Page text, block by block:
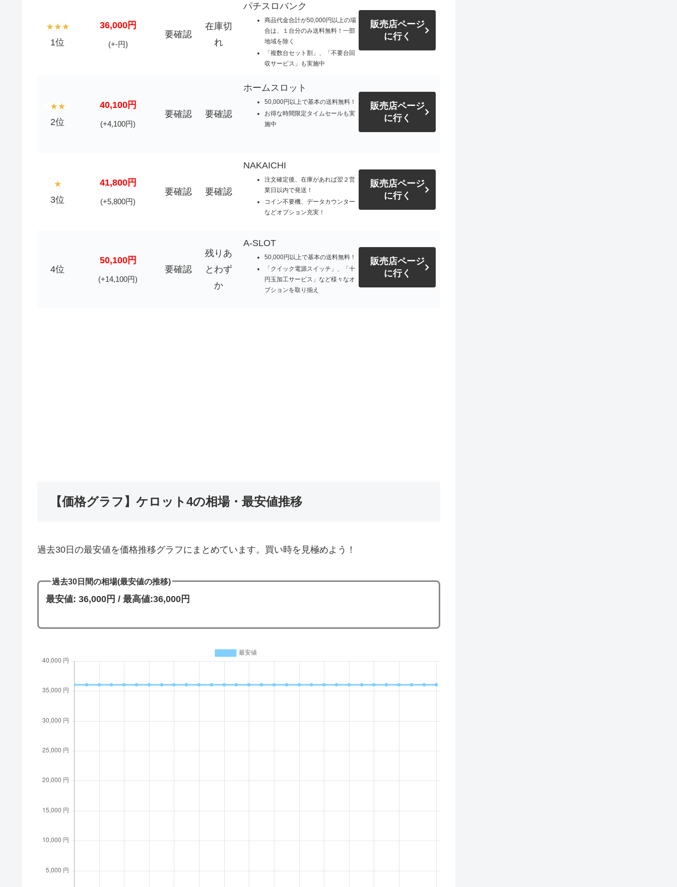
1位
36,000円
(+-円)
要確認
在庫切
れ
パチスロバンク
商品代金合計が50,000円以上の場
合は、１台分のみ送料無料！一部
地域を除く
「複数台セット割」、「不要台回
収サービス」も実施中
販売店ページ
に行く
2位
40,100円
(+4,100円)
要確認 要確認
ホームスロット
50,000円以上で基本の送料無料！
お得な時間限定タイムセールも実
施中
販売店ページ
に行く
3位
41,800円
(+5,800円)
要確認 要確認
NAKAICHI
注文確定後、在庫があれば翌２営
業日以内で発送！
コイン不要機、データカウンター
などオプション充実！
販売店ページ
に行く
4位
50,100円
(+14,100円)
要確認
残りあ
とわず
か
A-SLOT
50,000円以上で基本の送料無料！
「クイック電源スイッチ」、「十
円玉加工サービス」など様々なオ
プションを取り揃え
販売店ページ
に行く
【価格グラフ】ケロット4の相場・最安値推移
過去30日の最安値を価格推移グラフにまとめています。買い時を見極めよう！
過去30日間の相場(最安値の推移)
最安値: 36,000円 / 最高値:36,000円